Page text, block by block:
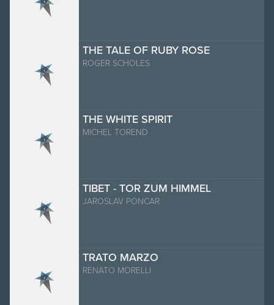
THE TALE OF RUBY ROSE
ROGER SCHOLES
THE WHITE SPIRIT
MICHEL TOREND
TIBET - TOR ZUM HIMMEL
JAROSLAV PONCAR
TRATO MARZO
RENATO MORELLI